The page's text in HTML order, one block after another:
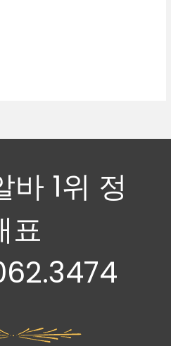
바 1위 정
표